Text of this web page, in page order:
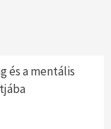
és a mentális